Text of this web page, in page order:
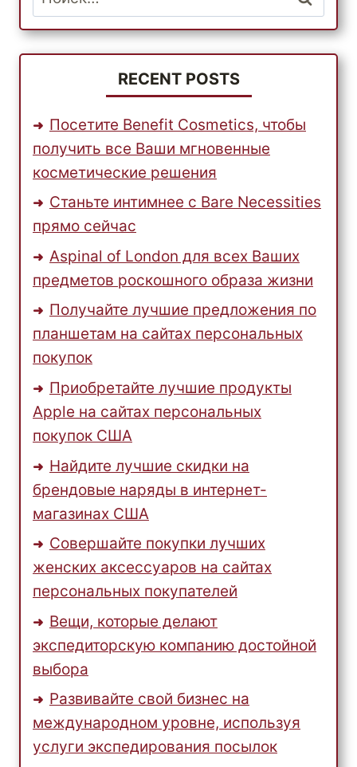
RECENT POSTS
Посетите Benefit Cosmetics, чтобы
получить все Ваши мгновенные
косметические решения
Станьте интимнее с Bare Necessities
прямо сейчас
Aspinal of London для всех Ваших
предметов роскошного образа жизни
Получайте лучшие предложения по
планшетам на сайтах персональных
покупок
Приобретайте лучшие продукты
Apple на сайтах персональных
покупок США
Найдите лучшие скидки на
брендовые наряды в интернет-
магазинах США
Совершайте покупки лучших
женских аксессуаров на сайтах
персональных покупателей
Вещи, которые делают
экспедиторскую компанию достойной
выбора
Развивайте свой бизнес на
международном уровне, используя
услуги экспедирования посылок